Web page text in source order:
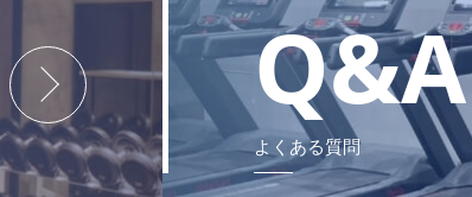
Q&A
よくある質問